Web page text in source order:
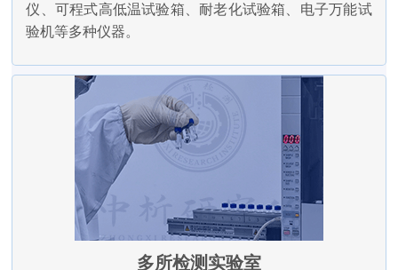
仪、可程式高低温试验箱、耐老化试验箱、电子万能试
验机等多种仪器。
多所检测实验室